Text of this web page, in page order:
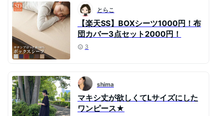
とらこ
【楽天SS】BOXシーツ1000円！布
団カバー3点セット2000円！
3
shima
マキシ丈が欲しくてLサイズにした
ワンピース★